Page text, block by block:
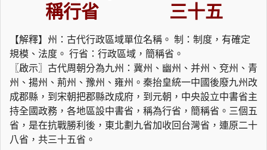
稱行省 三十五
【解釋】州：古代行政區域單位名稱。 制：制度，有確定
規模、法度。 行省：行政區域，簡稱省。
〖啟示〗古代周朝分為九州：冀州、幽州、并州、兗州、青
州、揚州、荊州、豫州、雍州。秦抬皇統一中國後廢九州改
成郡縣，到宋朝把郡縣改成府，到元朝，中央設立中書省主
持全國政務，各地區設中書省，稱為行省，簡稱省。三個五
省，是在抗戰勝利後，東北劃九省加收回台灣省，連原二十
八省，共三十五省。